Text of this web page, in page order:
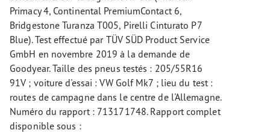
Primacy 4, Continental PremiumContact 6,
Bridgestone Turanza T005, Pirelli Cinturato P7
Blue). Test effectué par TÜV SÜD Product Service
GmbH en novembre 2019 à la demande de
Goodyear. Taille des pneus testés : 205/55R16
91V ; voiture d'essai : VW Golf Mk7 ; lieu du test :
routes de campagne dans le centre de l'Allemagne.
Numéro du rapport : 713171748. Rapport complet
disponible sous :